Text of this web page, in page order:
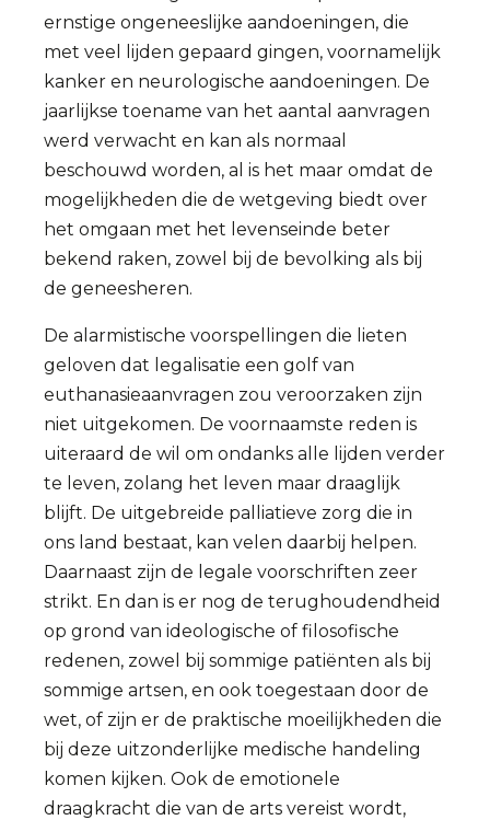
ernstige ongeneeslijke aandoeningen, die
met veel lijden gepaard gingen, voornamelijk
kanker en neurologische aandoeningen. De
jaarlijkse toename van het aantal aanvragen
werd verwacht en kan als normaal
beschouwd worden, al is het maar omdat de
mogelijkheden die de wetgeving biedt over
het omgaan met het levenseinde beter
bekend raken, zowel bij de bevolking als bij
de geneesheren.
De alarmistische voorspellingen die lieten
geloven dat legalisatie een golf van
euthanasieaanvragen zou veroorzaken zijn
niet uitgekomen. De voornaamste reden is
uiteraard de wil om ondanks alle lijden verder
te leven, zolang het leven maar draaglijk
blijft. De uitgebreide palliatieve zorg die in
ons land bestaat, kan velen daarbij helpen.
Daarnaast zijn de legale voorschriften zeer
strikt. En dan is er nog de terughoudendheid
op grond van ideologische of filosofische
redenen, zowel bij sommige patiënten als bij
sommige artsen, en ook toegestaan door de
wet, of zijn er de praktische moeilijkheden die
bij deze uitzonderlijke medische handeling
komen kijken. Ook de emotionele
draagkracht die van de arts vereist wordt,